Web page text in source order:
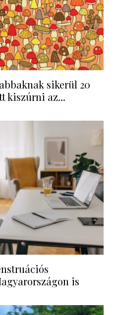
sikerül 20
kiszúrni az...
is